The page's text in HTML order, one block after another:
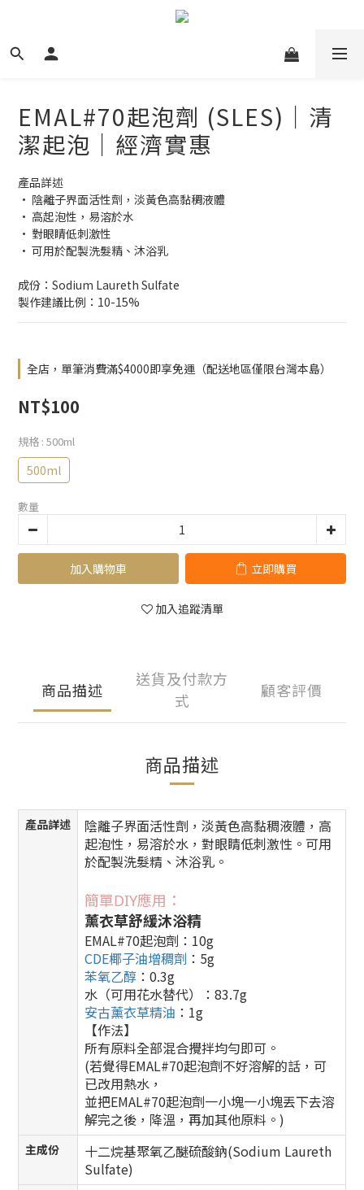
EMAL#70起泡劑 (SLES)｜清
潔起泡｜經濟實惠
產品詳述
• 陰離子界面活性劑，淡黃色高黏稠液體
• 高起泡性，易溶於水
• 對眼睛低刺激性
• 可用於配製洗髮精、沐浴乳
成份：Sodium Laureth Sulfate
製作建議比例：10-15%
全店，單筆消費滿$4000即享免運（配送地區僅限台灣本島）
NT$100
規格 : 500ml
500ml
數量
加入購物車 立即購買
加入追蹤清單
商品描述
送貨及付款方
式
顧客評價
商品描述
產品詳述
陰離子界面活性劑，淡黃色高黏稠液體，高
起泡性，易溶於水，對眼睛低刺激性。可用
於配製洗髮精、沐浴乳。
簡單DIY應用：
薰衣草舒緩沐浴精
EMAL#70起泡劑：10g
CDE椰子油增稠劑 ：5g
苯氧乙醇 ：0.3g
水（可用花水替代）：83.7g
安古薰衣草精油 ：1g
【作法】
所有原料全部混合攪拌均勻即可。
(若覺得EMAL#70起泡劑不好溶解的話，可
已改用熱水，
並把EMAL#70起泡劑一小塊一小塊丟下去溶
解完之後，降溫，再加其他原料。)
主成份
十二烷基聚氧乙醚硫酸鈉(Sodium Laureth
Sulfate)